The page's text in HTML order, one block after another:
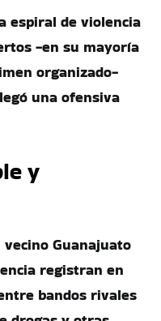
espiral de violencia
-en su mayoría
organizado-
una ofensiva
y
vecino Guanajuato
registran en
bandos rivales